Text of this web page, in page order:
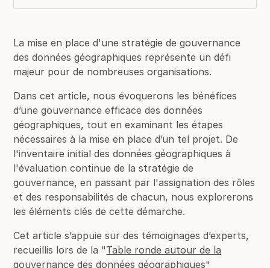
géographiques ?
efficace des données géographiques ?
La mise en place d'une stratégie de gouvernance
des données géographiques représente un défi
majeur pour de nombreuses organisations.
Dans cet article, nous évoquerons les bénéfices
d’une gouvernance efficace des données
géographiques, tout en examinant les étapes
nécessaires à la mise en place d’un tel projet. De
l'inventaire initial des données géographiques à
l'évaluation continue de la stratégie de
gouvernance, en passant par l'assignation des rôles
et des responsabilités de chacun, nous explorerons
les éléments clés de cette démarche.
Cet article s’appuie sur des témoignages d’experts,
recueillis lors de la "Table ronde autour de la
gouvernance des données géographiques"